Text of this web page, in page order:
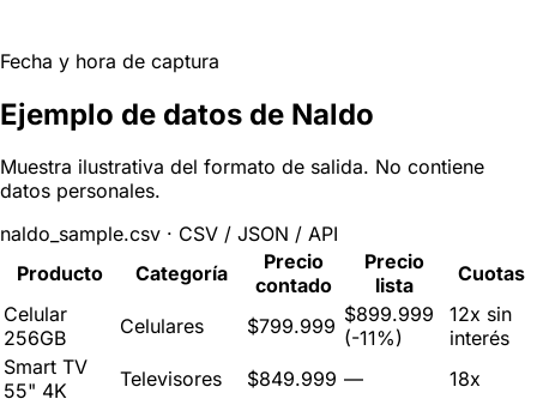
Fecha y hora de captura
Ejemplo de datos de Naldo
Muestra ilustrativa del formato de salida. No contiene
datos personales.
naldo_sample.csv · CSV / JSON / API
Producto
Categoría
Precio
contado
Precio
lista
Cuotas
Celular
256GB
Celulares $799.999 $899.999
(-11%)
12x sin
interés
Smart TV
55" 4K
Televisores $849.999 —
18x